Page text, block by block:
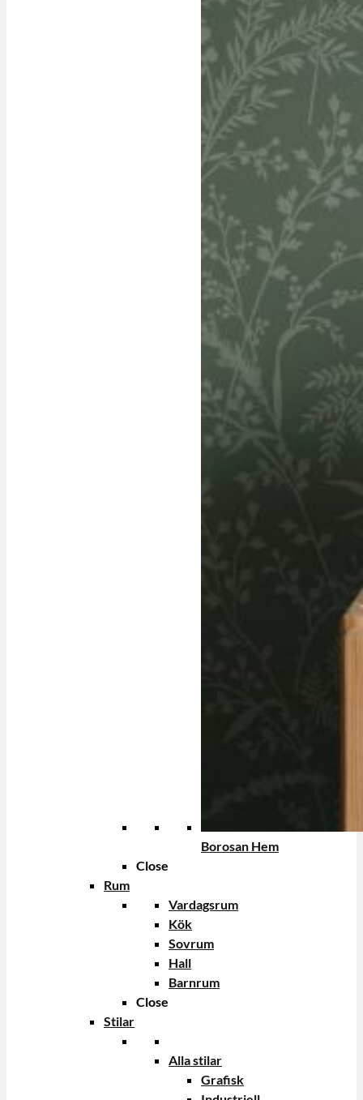
Borosan Hem
Close
Rum
Vardagsrum
Kök
Sovrum
Hall
Barnrum
Close
Stilar
Alla stilar
Grafisk